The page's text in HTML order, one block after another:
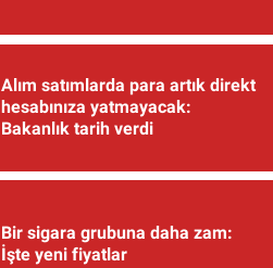
Alım satımlarda para artık direkt
hesabınıza yatmayacak:
Bakanlık tarih verdi
Bir sigara grubuna daha zam:
İşte yeni fiyatlar